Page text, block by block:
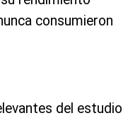
consumieron
del estudio